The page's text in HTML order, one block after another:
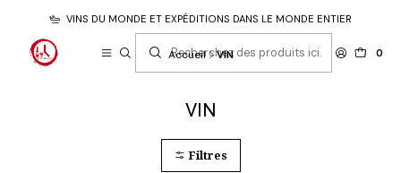
0
VINS DU MONDE ET EXPÉDITIONS DANS LE MONDE ENTIER
Accueil VIN
VIN
Filtres